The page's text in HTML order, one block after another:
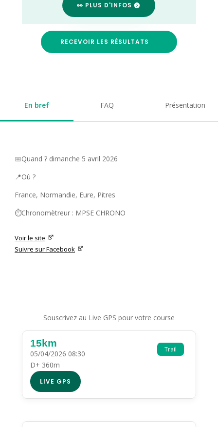
👀 PLUS D'INFOS
RECEVOIR LES RÉSULTATS
En bref FAQ Présentation
📅Quand ? dimanche 5 avril 2026
📍Où ?
France, Normandie, Eure, Pitres
⏱️Chronomètreur : MPSE CHRONO
Voir le site
Suivre sur Facebook
Souscrivez au Live GPS pour votre course
Trail
15km
05/04/2026 08:30
D+ 360m
LIVE GPS